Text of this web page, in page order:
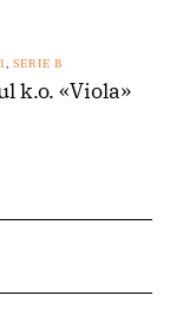
, SERIE B
k.o. «Viola»